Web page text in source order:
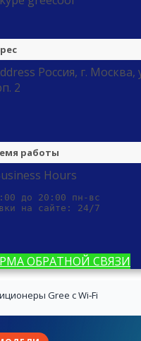
Россия, г.
2
работы
до 20:00 пн-вс
на сайте: 24/7
ОБРАТНОЙ СВЯЗИ
Gree с Wi‑Fi